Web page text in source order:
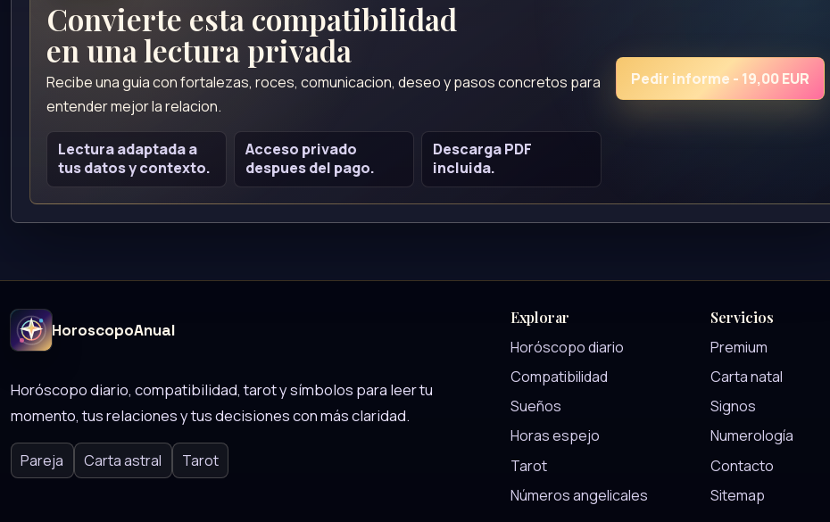
Convierte esta compatibilidad
en una lectura privada
Recibe una guia con fortalezas, roces, comunicacion, deseo y pasos concretos para
entender mejor la relacion.
Lectura adaptada a
tus datos y contexto.
Acceso privado
despues del pago.
Descarga PDF
incluida.
Pedir informe - 19,00 EUR
HoroscopoAnual
Horóscopo diario, compatibilidad, tarot y símbolos para leer tu
momento, tus relaciones y tus decisiones con más claridad.
Pareja Carta astral Tarot
Explorar
Horóscopo diario
Compatibilidad
Sueños
Horas espejo
Tarot
Números angelicales
Servicios
Premium
Carta natal
Signos
Numerología
Contacto
Sitemap